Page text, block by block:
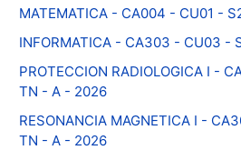
MATEMATICA - CA004 - CU01 -
INFORMATICA - CA303 - CU03 -
PROTECCION RADIOLOGICA I -
TN - A - 2026
RESONANCIA MAGNETICA I -
TN - A - 2026